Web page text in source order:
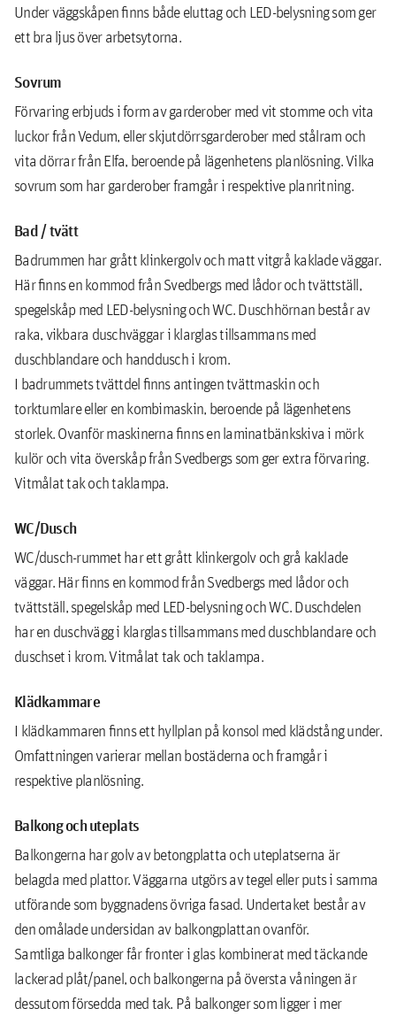
Under väggskåpen ﬁnns både eluttag och LED-belysning som ger
ett bra ljus över arbetsytorna.
Sovrum
Förvaring erbjuds i form av garderober med vit stomme och vita
luckor från Vedum, eller skjutdörrsgarderober med stålram och
vita dörrar från Elfa, beroende på lägenhetens planlösning. Vilka
sovrum som har garderober framgår i respektive planritning.
Bad / tvätt
Badrummen har grått klinkergolv och matt vitgrå kaklade väggar.
Här ﬁnns en kommod från Svedbergs med lådor och tvättställ,
spegelskåp med LED-belysning och WC. Duschhörnan består av
raka, vikbara duschväggar i klarglas tillsammans med
duschblandare och handdusch i krom.
I badrummets tvättdel ﬁnns antingen tvättmaskin och
torktumlare eller en kombimaskin, beroende på lägenhetens
storlek. Ovanför maskinerna ﬁnns en laminatbänkskiva i mörk
kulör och vita överskåp från Svedbergs som ger extra förvaring.
Vitmålat tak och taklampa.
WC/Dusch
WC/dusch-rummet har ett grått klinkergolv och grå kaklade
väggar. Här finns en kommod från Svedbergs med lådor och
tvättställ, spegelskåp med LED-belysning och WC. Duschdelen
har en duschvägg i klarglas tillsammans med duschblandare och
duschset i krom. Vitmålat tak och taklampa.
Klädkammare
I klädkammaren ﬁnns ett hyllplan på konsol med klädstång under.
Omfattningen varierar mellan bostäderna och framgår i
respektive planlösning.
Balkong och uteplats
Balkongerna har golv av betongplatta och uteplatserna är
belagda med plattor. Väggarna utgörs av tegel eller puts i samma
utförande som byggnadens övriga fasad. Undertaket består av
den omålade undersidan av balkongplattan ovanför.
Samtliga balkonger får fronter i glas kombinerat med täckande
lackerad plåt/panel, och balkongerna på översta våningen är
dessutom försedda med tak. På balkonger som ligger i mer